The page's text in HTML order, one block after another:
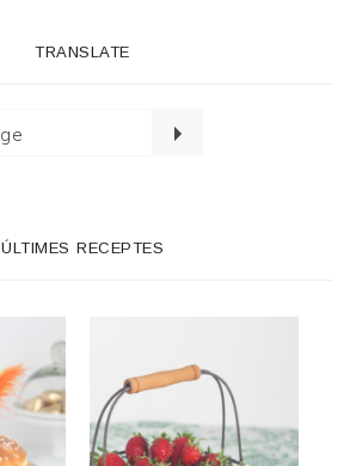
TRANSLATE
ÚLTIMES RECEPTES